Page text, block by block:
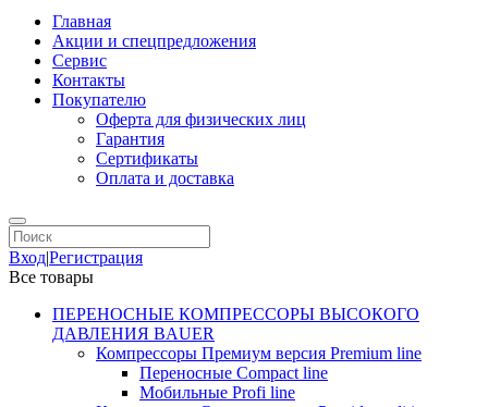
Главная
Акции и спецпредложения
Сервис
Контакты
Покупателю
Оферта для физических лиц
Гарантия
Сертификаты
Оплата и доставка
Вход|Регистрация
Все товары
ПЕРЕНОСНЫЕ КОМПРЕССОРЫ ВЫСОКОГО
ДАВЛЕНИЯ BAUER
Компрессоры Премиум версия Premium line
Переносные Compact line
Мобильные Profi line